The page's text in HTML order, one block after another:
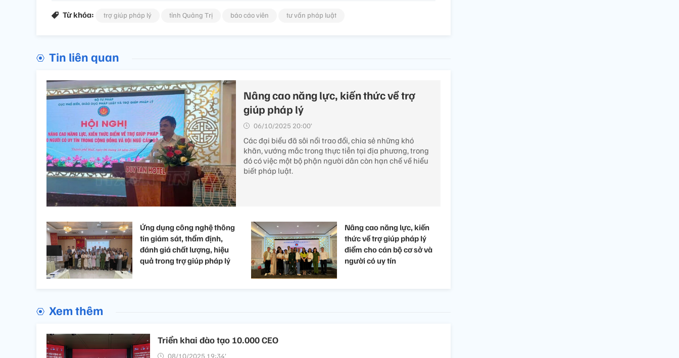
Từ khóa: trợ giúp pháp lý tỉnh Quảng Trị báo cáo viên tư vấn pháp luật
Tin liên quan
Nâng cao năng lực, kiến thức về trợ
giúp pháp lý
06/10/2025 20:00’
Các đại biểu đã sôi nổi trao đổi, chia sẻ những khó
khăn, vướng mắc trong thực tiễn tại địa phương, trong
đó có việc một bộ phận người dân còn hạn chế về hiểu
biết pháp luật.
Ứng dụng công nghệ thông
tin giám sát, thẩm định,
đánh giá chất lượng, hiệu
quả trong trợ giúp pháp lý
Nâng cao năng lực, kiến
thức về trợ giúp pháp lý
điểm cho cán bộ cơ sở và
người có uy tín
Xem thêm
Triển khai đào tạo 10.000 CEO
08/10/2025 19:34’